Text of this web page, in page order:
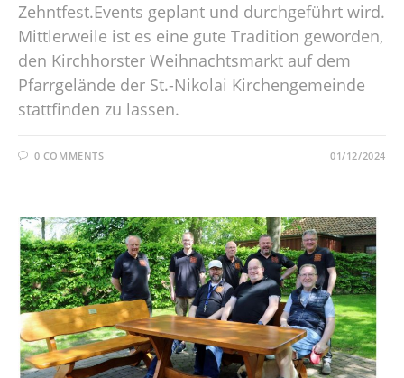
Zehntfest.Events geplant und durchgeführt wird.
Mittlerweile ist es eine gute Tradition geworden,
den Kirchhorster Weihnachtsmarkt auf dem
Pfarrgelände der St.-Nikolai Kirchengemeinde
stattfinden zu lassen.
0 COMMENTS 01/12/2024